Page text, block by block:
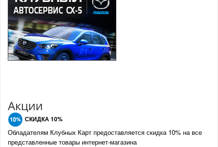
Акции
СКИДКА 10%
Обладателям Клубных Карт предоставляется скидка 10% на все
представленные товары интернет-магазина